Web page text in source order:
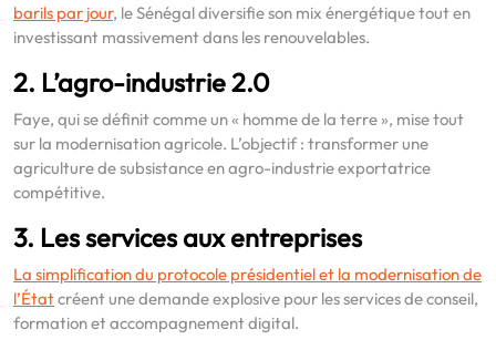
barils par jour, le Sénégal diversifie son mix énergétique tout en
investissant massivement dans les renouvelables.
2. L’agro-industrie 2.0
Faye, qui se définit comme un « homme de la terre », mise tout
sur la modernisation agricole. L’objectif : transformer une
agriculture de subsistance en agro-industrie exportatrice
compétitive.
3. Les services aux entreprises
La simplification du protocole présidentiel et la modernisation de
l’Étatcréent une demande explosive pour les services de conseil,
formation et accompagnement digital.